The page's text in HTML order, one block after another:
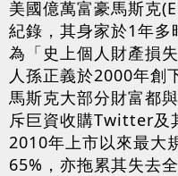
美國億萬富豪馬斯克
紀錄，其身家於1年
為「史上個人財產損
人孫正義於2000年創
馬斯克大部分財富都
斥巨資收購Twitter及
2010年上市以來最大
65%，亦拖累其失去